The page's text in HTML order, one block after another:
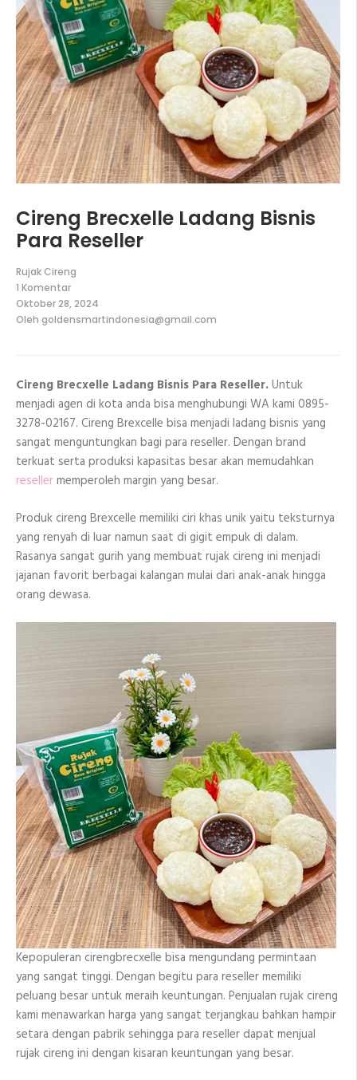
Cireng Brecxelle Ladang Bisnis
Para Reseller
Rujak Cireng
1 Komentar
pada
Cireng
Brecxelle
Oktober 28, 2024
Oleh goldensmartindonesia@gmail.com
Cireng Brecxelle Ladang Bisnis Para Reseller.Untuk
menjadi agen di kota anda bisa menghubungi WA kami 0895-
3278-02167. Cireng Brexcelle bisa menjadi ladang bisnis yang
sangat menguntungkan bagi para reseller. Dengan brand
terkuat serta produksi kapasitas besar akan memudahkan
resellermemperoleh margin yang besar.
Produk cireng Brexcelle memiliki ciri khas unik yaitu teksturnya
yang renyah di luar namun saat di gigit empuk di dalam.
Rasanya sangat gurih yang membuat rujak cireng ini menjadi
jajanan favorit berbagai kalangan mulai dari anak-anak hingga
orang dewasa.
Kepopuleran cirengbrecxelle bisa mengundang permintaan
yang sangat tinggi. Dengan begitu para reseller memiliki
peluang besar untuk meraih keuntungan. Penjualan rujak cireng
kami menawarkan harga yang sangat terjangkau bahkan hampir
setara dengan pabrik sehingga para reseller dapat menjual
rujak cireng ini dengan kisaran keuntungan yang besar.